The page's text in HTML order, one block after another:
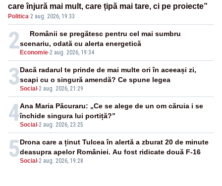
care înjură mai mult, care țipă mai tare, ci pe proiecte”
Politica·2 aug. 2026, 19:33
2 Economie-2 aug. 2026, 19:34
Românii se pregătesc pentru cel mai sumbru
scenariu, odată cu alerta energetică
3Social -2 aug. 2026, 21:29
Dacă radarul te prinde de mai multe ori în aceeași zi,
scapi cu o singură amendă? Ce spune legea
4Social -2 aug. 2026, 23:25
Ana Maria Păcuraru: „Ce se alege de un om căruia i se
închide singura lui portiță?”
5Social -2 aug. 2026, 19:28
Drona care a ținut Tulcea în alertă a zburat 20 de minute
deasupra apelor României. Au fost ridicate două F-16